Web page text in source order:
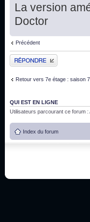
La version
Doctor
Précédent
Publier une réponse
Retour vers 7e étage : saison 7
QUI EST EN LIGNE
Utilisateurs parcourant ce forum
Index du forum